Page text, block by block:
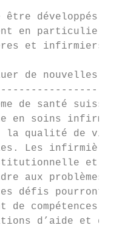
être développés
en particulier
et infirmiers à
de nouvelles
de santé suisse
en soins
la qualité de vie
Les
et
aux problèmes
défis pourront
de compétences
d’aide et de